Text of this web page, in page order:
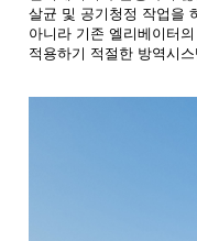
살균 및 공기청정 작업을
아니라 기존 엘리베이터
적용하기 적절한 방역시